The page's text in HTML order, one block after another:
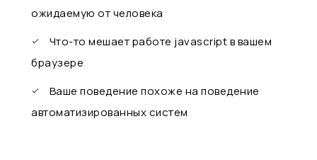
ожидаемую от человека
Что-то мешает работе javascript в вашем
браузере
Ваше поведение похоже на поведение
автоматизированных систем